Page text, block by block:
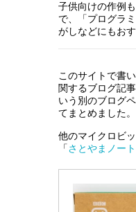
子供向けの作例
で、「プログラ
がしなどにもおす
このサイトで書
関するブログ記
いう別のブログ
てまとめました。
他のマイクロビ
「さとやまノート